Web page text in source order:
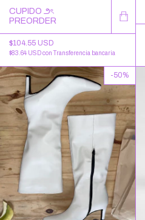
CUPIDO ౨ৎ
PREORDER
$104.55 USD
$83.64 USDcon Transferencia bancaria
-50%